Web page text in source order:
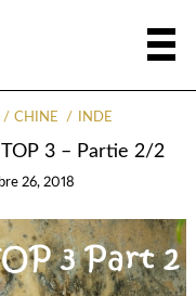
CHINE INDE
3 – Partie 2/2
26, 2018